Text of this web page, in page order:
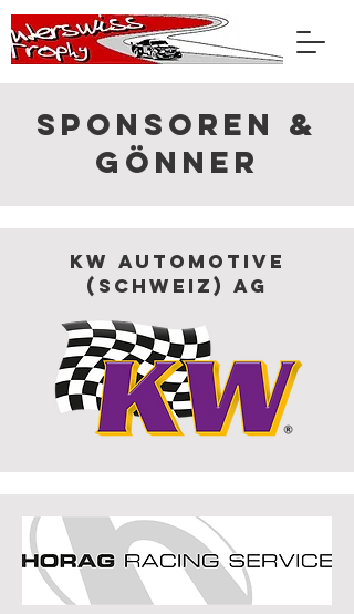
Sponsoren &
Gönner
KW automotive
(Schweiz) AG